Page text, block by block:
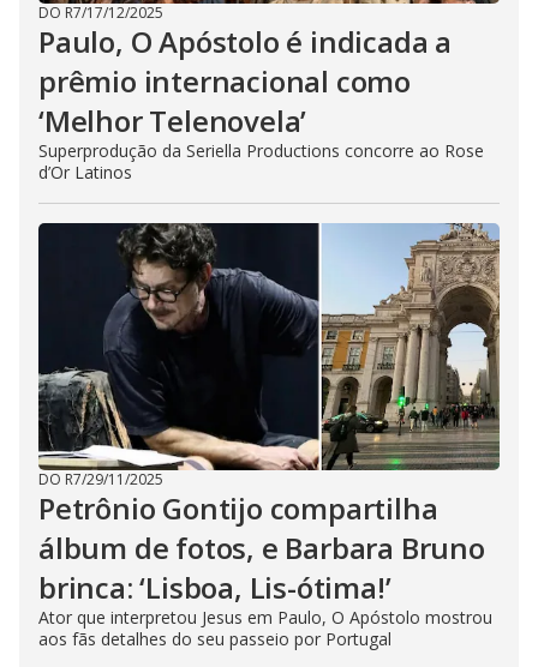
DO R7/17/12/2025
Paulo, O Apóstolo é indicada a
prêmio internacional como
‘Melhor Telenovela’
Superprodução da Seriella Productions concorre ao Rose
d’Or Latinos
DO R7/29/11/2025
Petrônio Gontijo compartilha
álbum de fotos, e Barbara Bruno
brinca: ‘Lisboa, Lis-ótima!’
Ator que interpretou Jesus em Paulo, O Apóstolo mostrou
aos fãs detalhes do seu passeio por Portugal